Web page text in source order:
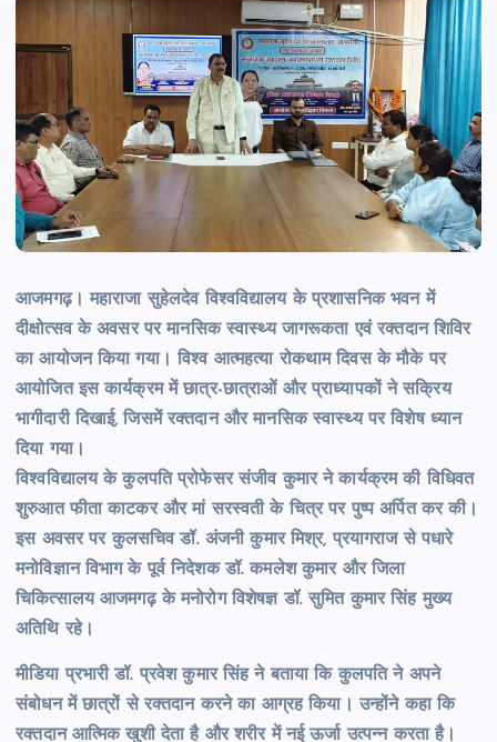
आजमगढ़। महाराजा सुहेलदेव विश्वविद्यालय के प्रशासनिक भवन में
दीक्षोत्सव के अवसर पर मानसिक स्वास्थ्य जागरूकता एवं रक्तदान शिविर
का आयोजन किया गया। विश्व आत्महत्या रोकथाम दिवस के मौके पर
आयोजित इस कार्यक्रम में छात्र-छात्राओं और प्राध्यापकों ने सक्रिय
भागीदारी दिखाई, जिसमें रक्तदान और मानसिक स्वास्थ्य पर विशेष ध्यान
दिया गया।
विश्वविद्यालय के कुलपति प्रोफेसर संजीव कुमार ने कार्यक्रम की विधिवत
शुरुआत फीता काटकर और मां सरस्वती के चित्र पर पुष्प अर्पित कर की।
इस अवसर पर कुलसचिव डॉ. अंजनी कुमार मिश्र, प्रयागराज से पधारे
मनोविज्ञान विभाग के पूर्व निदेशक डॉ. कमलेश कुमार और जिला
चिकित्सालय आजमगढ़ के मनोरोग विशेषज्ञ डॉ. सुमित कुमार सिंह मुख्य
अतिथि रहे।
मीडिया प्रभारी डॉ. प्रवेश कुमार सिंह ने बताया कि कुलपति ने अपने
संबोधन में छात्रों से रक्तदान करने का आग्रह किया। उन्होंने कहा कि
रक्तदान आत्मिक खुशी देता है और शरीर में नई ऊर्जा उत्पन्न करता है।